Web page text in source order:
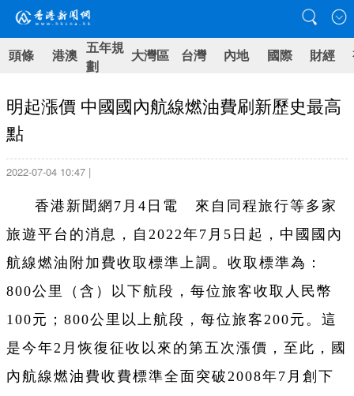
頭條 港澳 五年規
劃
大灣區 台灣 內地 國際 財經
明起漲價 中國國內航線燃油費刷新歷史最高
點
2022-07-04 10:47 |
香港新聞網7月4日電 來自同程旅行等多家
旅遊平台的消息，自2022年7月5日起，中國國內
航線燃油附加費收取標準上調。收取標準為：
800公里（含）以下航段，每位旅客收取人民幣
100元；800公里以上航段，每位旅客200元。這
是今年2月恢復征收以來的第五次漲價，至此，國
內航線燃油費收費標準全面突破2008年7月創下